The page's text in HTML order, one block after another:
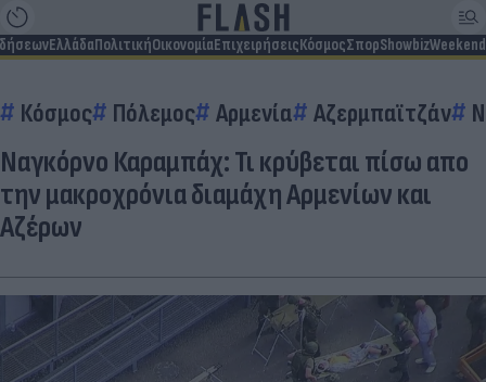
ΕλλάδαΠολιτικήΟικονομίαΕπιχειρήσειςΚόσμοςΣπορShowbizWeekend
Κόσμος Πόλεμος Αρμενία Αζερμπαϊτζάν
Ναγκόρνο Καραμπάχ: Τι κρύβεται πίσω απο
την μακροχρόνια διαμάχη Αρμενίων και
Αζέρων